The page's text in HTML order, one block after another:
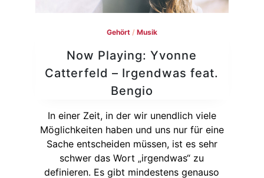
Gehört/ Musik
Now Playing: Yvonne
Catterfeld – Irgendwas feat.
Bengio
In einer Zeit, in der wir unendlich viele
Möglichkeiten haben und uns nur für eine
Sache entscheiden müssen, ist es sehr
schwer das Wort „irgendwas“ zu
definieren. Es gibt mindestens genauso